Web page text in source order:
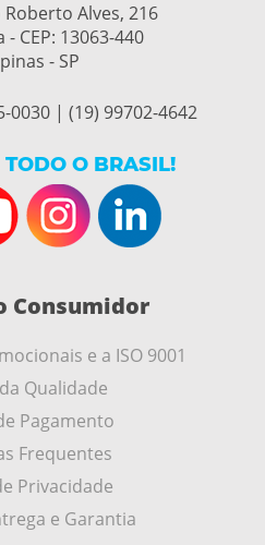
Alves, 216
- CEP: 13063-440
- SP
0030 | (19) 99702-4642
O BRASIL!
Consumidor
e a ISO 9001
Qualidade
Pagamento
Frequentes
Privacidade
e Garantia